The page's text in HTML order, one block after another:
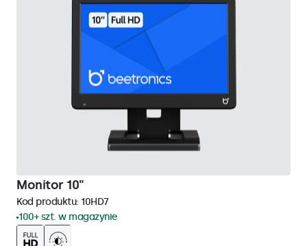
Monitor 10"
Kod produktu: 10HD7
100+ szt. w magazynie